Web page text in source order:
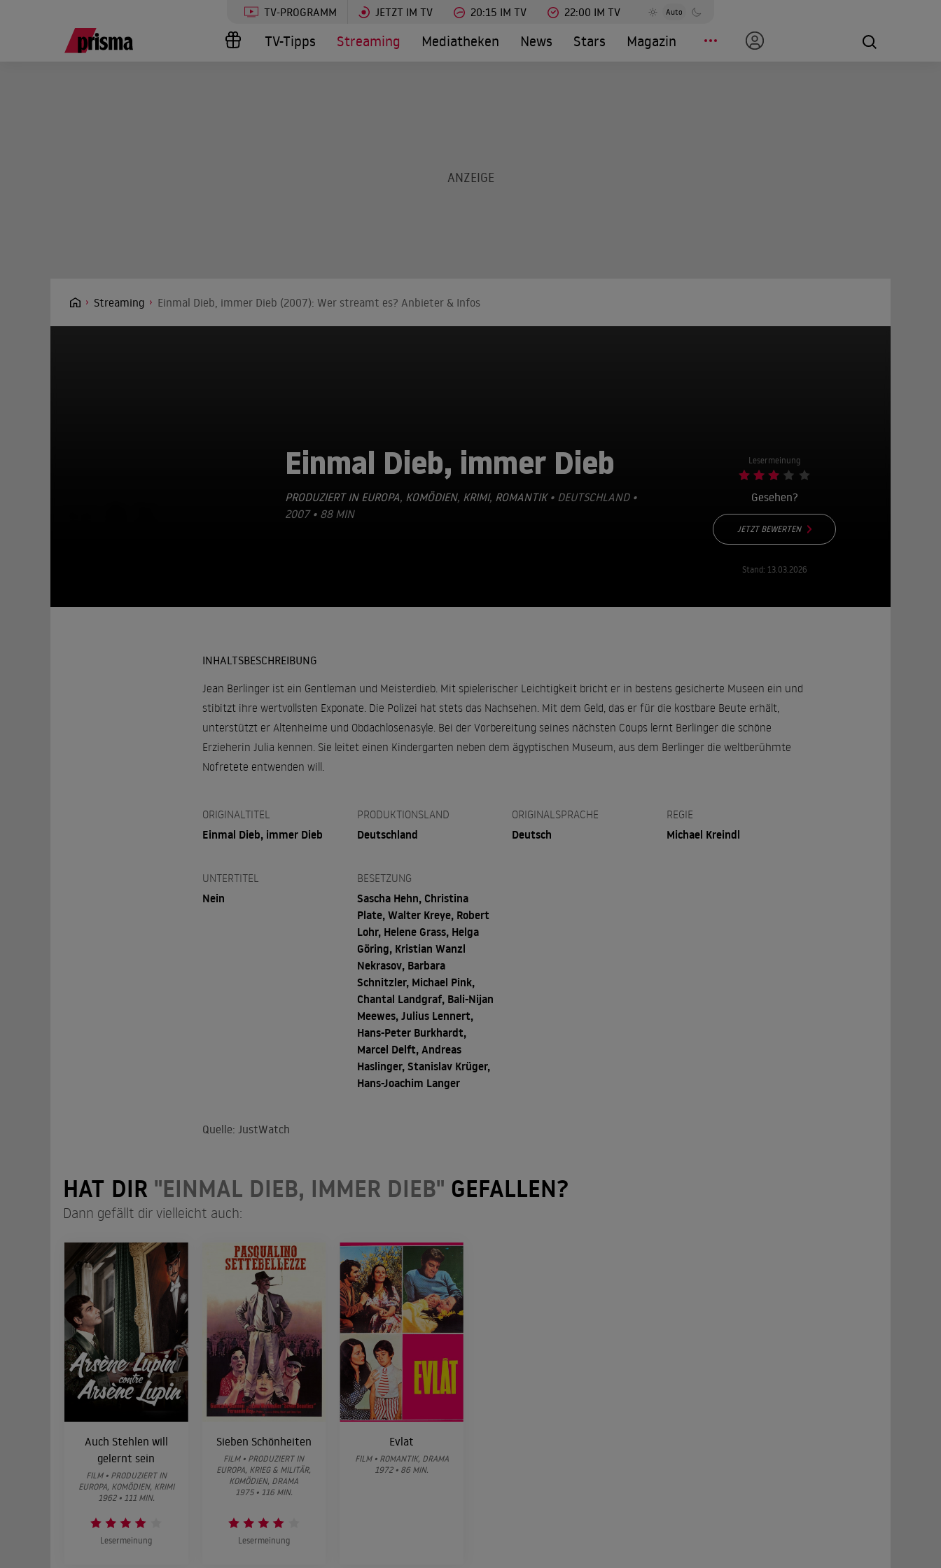
TV-PROGRAMM JETZT IM TV 20:15 IM TV 22:00 IM TV Auto
TV-Tipps Streaming Mediatheken News Stars Magazin
Streaming Einmal Dieb, immer Dieb (2007): Wer streamt es? Anbieter & Infos
Einmal Dieb, immer Dieb
PRODUZIERT IN EUROPA, KOMÖDIEN, KRIMI, ROMANTIK• DEUTSCHLAND •
2007 • 88 MIN
Lesermeinung
Gesehen?
JETZT BEWERTEN
Stand: 13.03.2026
INHALTSBESCHREIBUNG
Jean Berlinger ist ein Gentleman und Meisterdieb. Mit spielerischer Leichtigkeit bricht er in bestens gesicherte Museen ein und
stibitzt ihre wertvollsten Exponate. Die Polizei hat stets das Nachsehen. Mit dem Geld, das er für die kostbare Beute erhält,
unterstützt er Altenheime und Obdachlosenasyle. Bei der Vorbereitung seines nächsten Coups lernt Berlinger die schöne
Erzieherin Julia kennen. Sie leitet einen Kindergarten neben dem ägyptischen Museum, aus dem Berlinger die weltberühmte
Nofretete entwenden will.
ORIGINALTITEL
Einmal Dieb, immer Dieb
PRODUKTIONSLAND
Deutschland
ORIGINALSPRACHE
Deutsch
REGIE
Michael Kreindl
UNTERTITEL
Nein
BESETZUNG
Sascha Hehn, Christina
Plate, Walter Kreye, Robert
Lohr, Helene Grass, Helga
Göring, Kristian Wanzl
Nekrasov, Barbara
Schnitzler, Michael Pink,
Chantal Landgraf, Bali-Nijan
Meewes, Julius Lennert,
Hans-Peter Burkhardt,
Marcel Delft, Andreas
Haslinger, Stanislav Krüger,
Hans-Joachim Langer
Quelle: JustWatch
HAT DIR "EINMAL DIEB, IMMER DIEB" GEFALLEN?
Dann gefällt dir vielleicht auch:
Auch Stehlen will
gelernt sein
FILM • PRODUZIERT IN
EUROPA, KOMÖDIEN, KRIMI
1962 • 111 MIN.
Lesermeinung
Sieben Schönheiten
FILM • PRODUZIERT IN
EUROPA, KRIEG & MILITÄR,
KOMÖDIEN, DRAMA
1975 • 116 MIN.
Lesermeinung
Evlat
FILM • ROMANTIK, DRAMA
1972 • 86 MIN.